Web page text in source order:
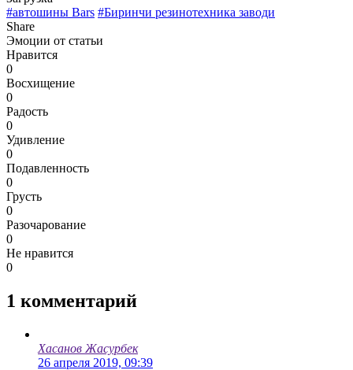
#автошины Bars #Биринчи резинотехника заводи
Share
Эмоции от статьи
Нравится
0
Восхищение
0
Радость
0
Удивление
0
Подавленность
0
Грусть
0
Разочарование
0
Не нравится
0
1 комментарий
Хасанов Жасурбек
26 апреля 2019, 09:39